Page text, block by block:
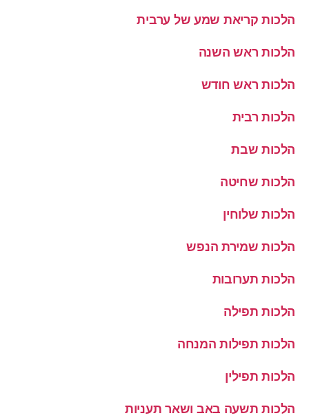
הלכות קריאת שמע של ערבית
הלכות ראש השנה
הלכות ראש חודש
הלכות רבית
הלכות שבת
הלכות שחיטה
הלכות שלוחין
הלכות שמירת הנפש
הלכות תערובות
הלכות תפילה
הלכות תפילות המנחה
הלכות תפילין
הלכות תשעה באב ושאר תעניות